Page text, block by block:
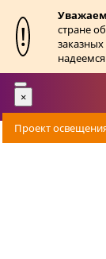
!
стране
Toggle
navigation
×
Проект